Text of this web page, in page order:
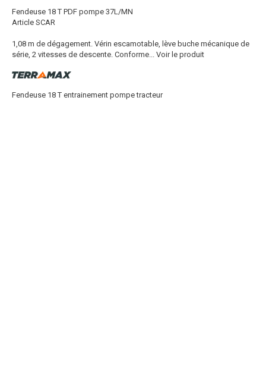
Fendeuse 18 T PDF pompe 37L/MN
Article SCAR
1,08 m de dégagement. Vérin escamotable, lève buche mécanique de
série, 2 vitesses de descente. Conforme...
Voir le produit
Fendeuse 18 T entrainement pompe tracteur